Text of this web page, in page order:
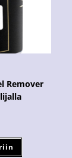
Remover